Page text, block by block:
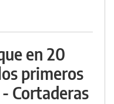
en 20
primeros
Cortaderas